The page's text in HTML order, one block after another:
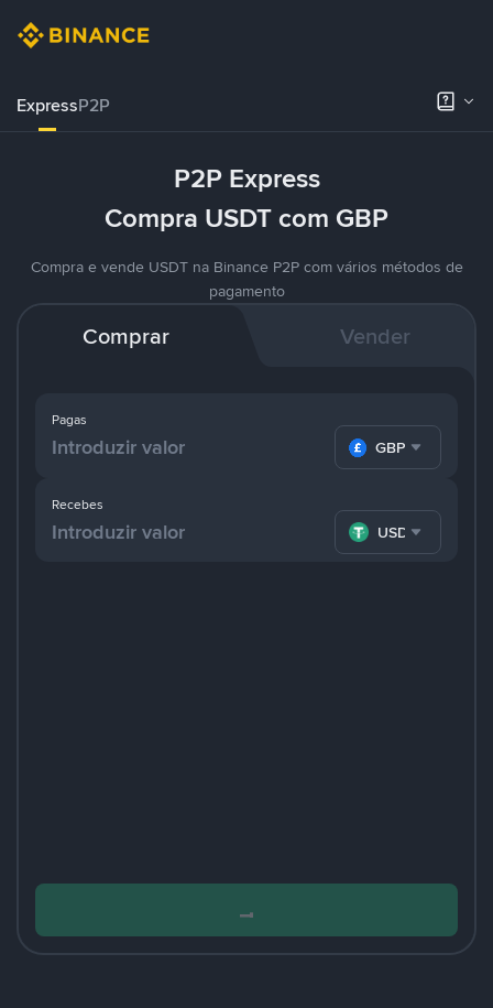
ExpressP2P
P2P Express
Compra USDT com GBP
Compra e vende USDT na Binance P2P com vários métodos de
pagamento
Comprar Vender
Pagas
GBP
Recebes
USDT